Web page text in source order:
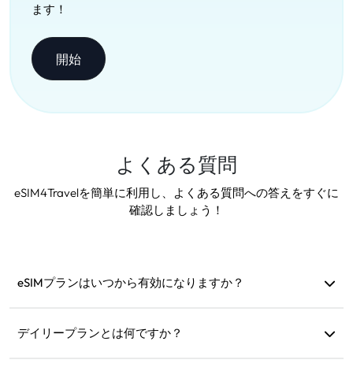
ます！
開始
よくある質問
eSIM4Travelを簡単に利用し、よくある質問への答えをすぐに
確認しましょう！
eSIMプランはいつから有効になりますか？
になります。出発前にインストールすることをお勧めしま
デイリープランとは何ですか？